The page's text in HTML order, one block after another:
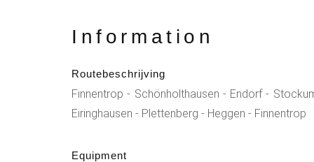
Information
Routebeschrijving
Finnentrop - Schönholthausen - Endorf -
Eiringhausen - Plettenberg - Heggen - Finnentrop
Equipment